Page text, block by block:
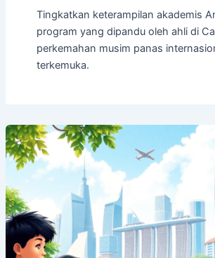
a
Tingkatkan keterampilan akademis
program yang dipandu oleh ahli di
perkemahan musim panas
terkemuka.
Rasakan
yang
Terbaik:
Musim
Panas
Singapura
yang